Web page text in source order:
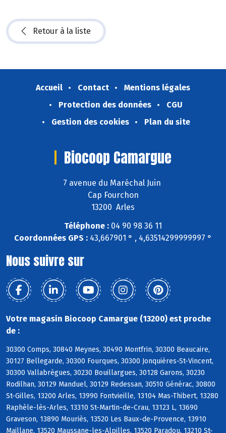
Retour à la liste
Accueil Contact
Mentions légales
Protection des données
CGU
Gestion des cookies
Plan du site
Biocoop Camargue
7 avenue du Maréchal Juin
Cap Fourchon
13200 Arles
Téléphone : 04 90 98 36 11
Coordonnées GPS : 43,667901 ° , 4,63514299999997 °
Nous suivre sur
Votre magasin Biocoop Camargue (13200) est proche
de :
30300 Comps, 30840 Meynes, 30490 Montfrin, 30300 Beaucaire,
30127 Bellegarde, 30300 Fourques, 30300 Jonquières-St-Vincent,
30300 Vallabrègues, 30230 Bouillargues, 30128 Garons, 30230
Rodilhan, 30129 Manduel, 30129 Redessan, 30510 Générac, 30800
St-Gilles, 13200 Arles, 13990 Fontvieille, 13104 Mas-Thibert, 13280
Raphèle-lès-Arles, 13310 St-Martin-de-Crau, 13123 L, 13690
Graveson, 13890 Mouriès, 13520 Les Baux-de-Provence, 13910
Maillane, 13520 Maussane-les-Alpilles, 13520 Paradou, 13210 St-